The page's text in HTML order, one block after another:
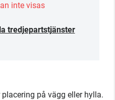
inte visas
tredjepartstjänster
på vägg eller hylla.